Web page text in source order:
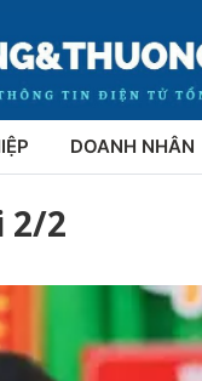
DOANH NHÂN
2/2